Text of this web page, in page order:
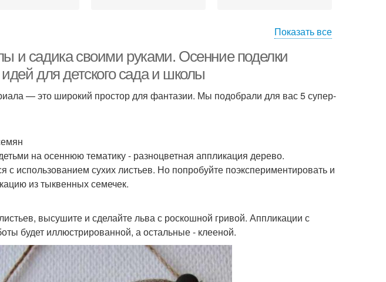
поделка Поделка в садик Поделки в детский сад
в детский сад Ручные поделки
Поделки из бросового
материала
поделки
листьев
материала
из листьев
Подделки из цветной
Показать все
и садика своими руками. Осенние поделки
для детского сада и школы
— это широкий простор для фантазии. Мы подобрали для вас 5 супер-
на осеннюю тематику - разноцветная аппликация дерево.
использованием сухих листьев. Но попробуйте поэкспериментировать и
из тыквенных семечек.
высушите и сделайте льва с роскошной гривой. Аппликации с
будет иллюстрированной, а остальные - клееной.